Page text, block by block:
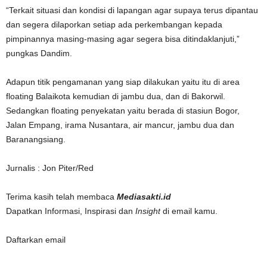
“Terkait situasi dan kondisi di lapangan agar supaya terus dipantau
dan segera dilaporkan setiap ada perkembangan kepada
pimpinannya masing-masing agar segera bisa ditindaklanjuti,”
pungkas Dandim.
Adapun titik pengamanan yang siap dilakukan yaitu itu di area
floating Balaikota kemudian di jambu dua, dan di Bakorwil.
Sedangkan floating penyekatan yaitu berada di stasiun Bogor,
Jalan Empang, irama Nusantara, air mancur, jambu dua dan
Baranangsiang.
Jurnalis : Jon Piter/Red
Terima kasih telah membaca Mediasakti.id
Dapatkan Informasi, Inspirasi dan Insightdi email kamu.
Daftarkan email